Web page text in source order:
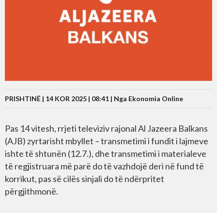
PRISHTINË | 14 KOR 2025 | 08:41 | Nga Ekonomia Online
Pas 14 vitesh, rrjeti televiziv rajonal Al Jazeera Balkans
(AJB) zyrtarisht mbyllet – transmetimi i fundit i lajmeve
ishte të shtunën (12.7.), dhe transmetimi i materialeve
të regjistruara më parë do të vazhdojë deri në fund të
korrikut, pas së cilës sinjali do të ndërpritet
përgjithmonë.